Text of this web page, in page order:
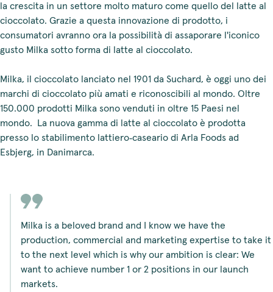
la crescita in un settore molto maturo come quello del latte al
cioccolato. Grazie a questa innovazione di prodotto, i
consumatori avranno ora la possibilità di assaporare l'iconico
gusto Milka sotto forma di latte al cioccolato.
Milka, il cioccolato lanciato nel 1901 da Suchard, è oggi uno dei
marchi di cioccolato più amati e riconoscibili al mondo. Oltre
150.000 prodotti Milka sono venduti in oltre 15 Paesi nel
mondo. La nuova gamma di latte al cioccolato è prodotta
presso lo stabilimento lattiero‑caseario di Arla Foods ad
Esbjerg, in Danimarca.
Milka is a beloved brand and I know we have the
production, commercial and marketing expertise to take it
to the next level which is why our ambition is clear: We
want to achieve number 1 or 2 positions in our launch
markets.